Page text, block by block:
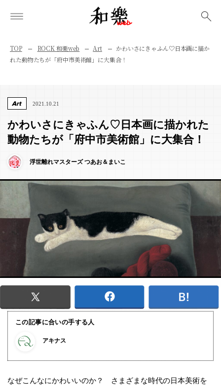
TOP ROCK 和樂web Art
かわいさにきゃふん♡日本画に描か
れた動物たちが「府中市美術館」に大集合！
Art 2021.10.21
かわいさにきゃふん♡日本画に描かれた
動物たちが「府中市美術館」に大集合！
浮世離れマスターズ つあお＆まいこ
この記事に合いの手する人
アキナス
なぜこんなにかわいいのか？ さまざまな時代の日本美術を